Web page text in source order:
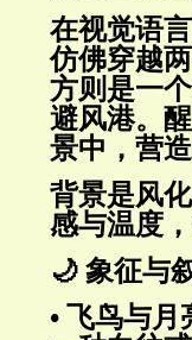
在视觉语
仿佛穿越
方则是一
避风港。
景中，营
背景是风
感与温度
🌙 象征与
• 飞鸟与